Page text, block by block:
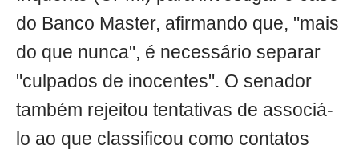
do Banco Master, afirmando que, "mais
do que nunca", é necessário separar
"culpados de inocentes". O senador
também rejeitou tentativas de associá-
lo ao que classificou como contatos